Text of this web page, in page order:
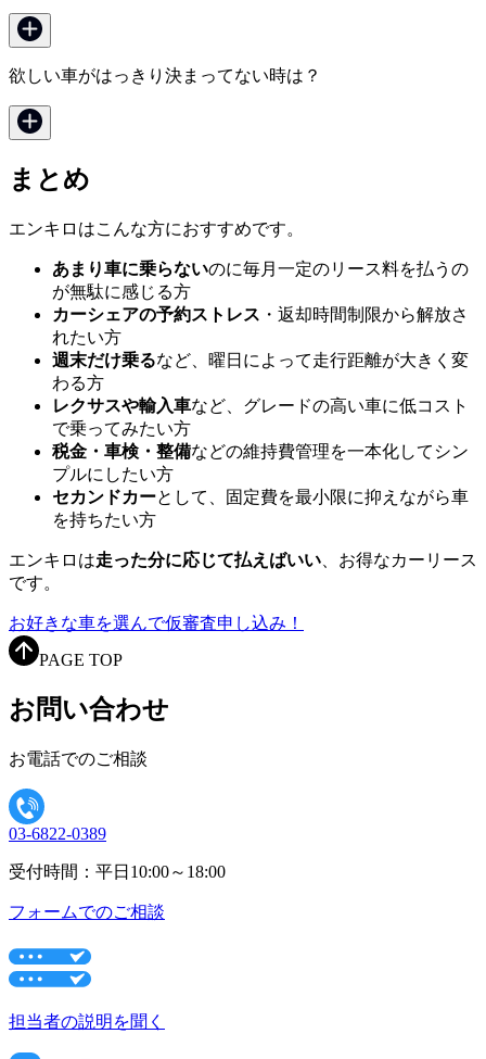
欲しい車がはっきり決まってない時は？
まとめ
エンキロはこんな方におすすめです。
あまり車に乗らないのに毎月一定のリース料を払うの
が無駄に感じる方
カーシェアの予約ストレス ・返却時間制限から解放さ
れたい方
週末だけ乗るなど、曜日によって走行距離が大きく変
わる方
レクサスや輸入車など、グレードの高い車に低コスト
で乗ってみたい方
税金・車検・整備などの維持費管理を一本化してシン
プルにしたい方
セカンドカーとして、固定費を最小限に抑えながら車
を持ちたい方
エンキロは走った分に応じて払えばいい 、お得なカーリース
です。
お好きな車を選んで仮審査申し込み！
PAGE TOP
お問い合わせ
お電話でのご相談
03-6822-0389
受付時間：平日10:00～18:00
フォームでのご相談
担当者の説明を聞く